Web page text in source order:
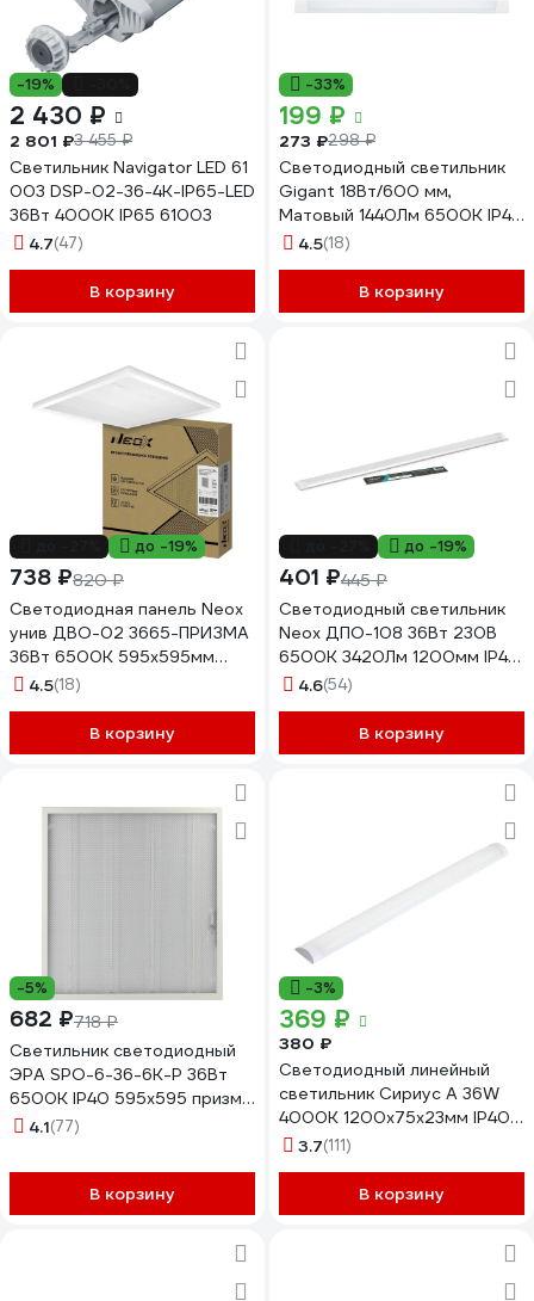
-19%
2 430 ₽
2 801 ₽3 455 ₽
Светильник Navigator LED 61
003 DSP-02-36-4K-IP65-LED
36Вт 4000К IP65 61003
4.7(47)
В корзину
-33%
199 ₽
273 ₽298 ₽
Cветодиодный светильник
Gigant 18Вт/600 мм,
Матовый 1440Лм 6500К IP40
GL-02-05
4.5(18)
В корзину
до -19%
738 ₽820 ₽
Светодиодная панель Neox
унив ДВО-02 3665-ПРИЗМА
36Вт 6500К 595х595мм
4690612038179
4.5(18)
В корзину
до -19%
401 ₽445 ₽
Светодиодный светильник
Neox ДПО-108 36Вт 230В
6500К 3420Лм 1200мм IP40
4690612039190
4.6(54)
В корзину
-5%
682 ₽718 ₽
Светильник светодиодный
ЭРА SPO-6-36-6K-P 36Вт
6500К IP40 595x595 призма
Б0039056
4.1(77)
В корзину
-3%
369 ₽
380 ₽
Светодиодный линейный
светильник Сириус А 36W
4000K 1200х75х23мм IP40
LU-1200-36W-OP-4K
3.7(111)
В корзину